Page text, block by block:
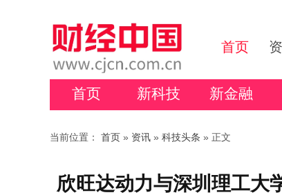
首页
首页 新科技 新金融
当前位置： 首页 » 资讯 » 科技头条 » 正文
欣旺达动力与深圳理工大